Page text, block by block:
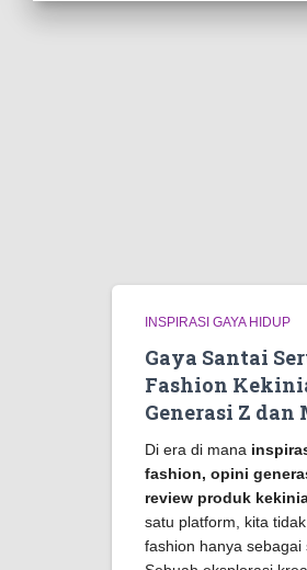
INSPIRASI GAYA HIDUP
Gaya Santai
Fashion
Generasi Z
Di era di mana
fashion, opini
review produk
satu platform, kita
fashion hanya sebagai